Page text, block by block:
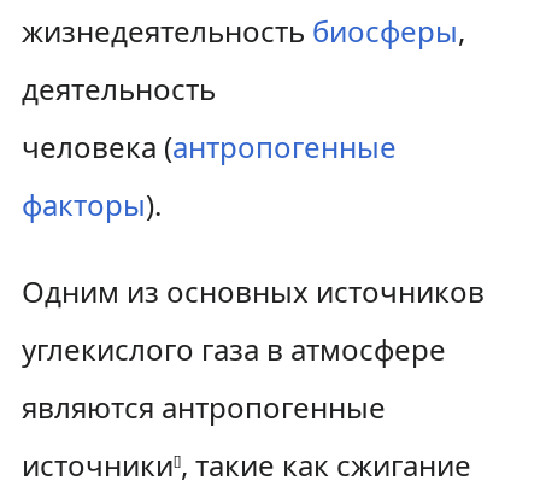
жизнедеятельность биосферы,
деятельность
человека (антропогенные
факторы).
Одним из основных источников
углекислого газа в атмосфере
являются антропогенные
источники[], такие как сжигание